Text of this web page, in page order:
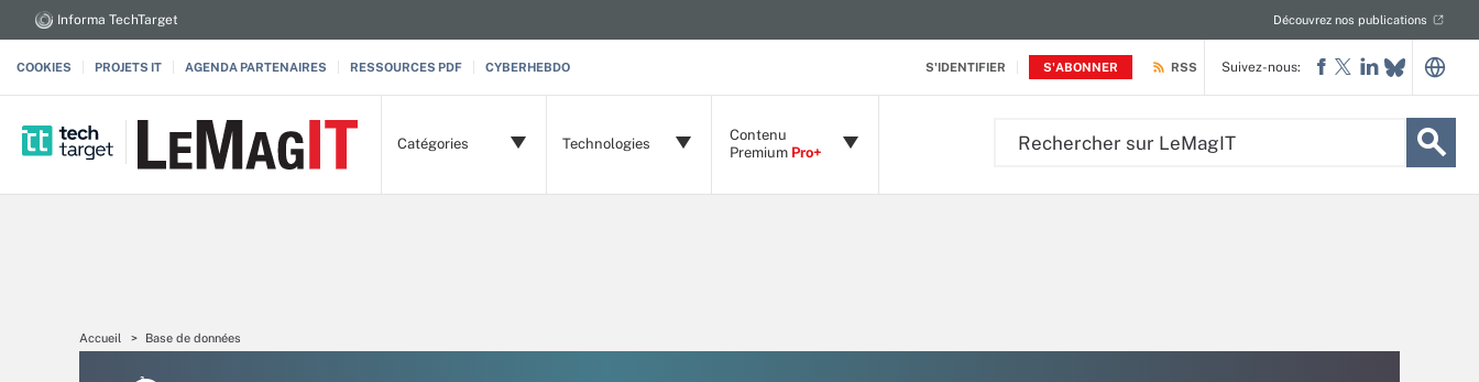
S'IDENTIFIER S'ABONNER
Informa TechTarget Découvrez nos publications
COOKIES PROJETS IT AGENDA PARTENAIRES RESSOURCES PDF CYBERHEBDO RSS
Catégories Technologies
Contenu
Premium Pro+
Suivez-nous:
Accueil Base de données